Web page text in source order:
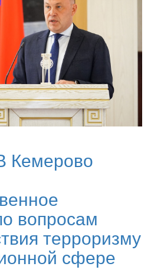
Кемерово
вопросам
терроризму
сфере